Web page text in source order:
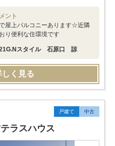
ント
屋上バルコニーあります☆近隣
り便利な住環境です
21G.Nスタイル 石原口 諒
く見る
戸建て 中古
ラスハウス